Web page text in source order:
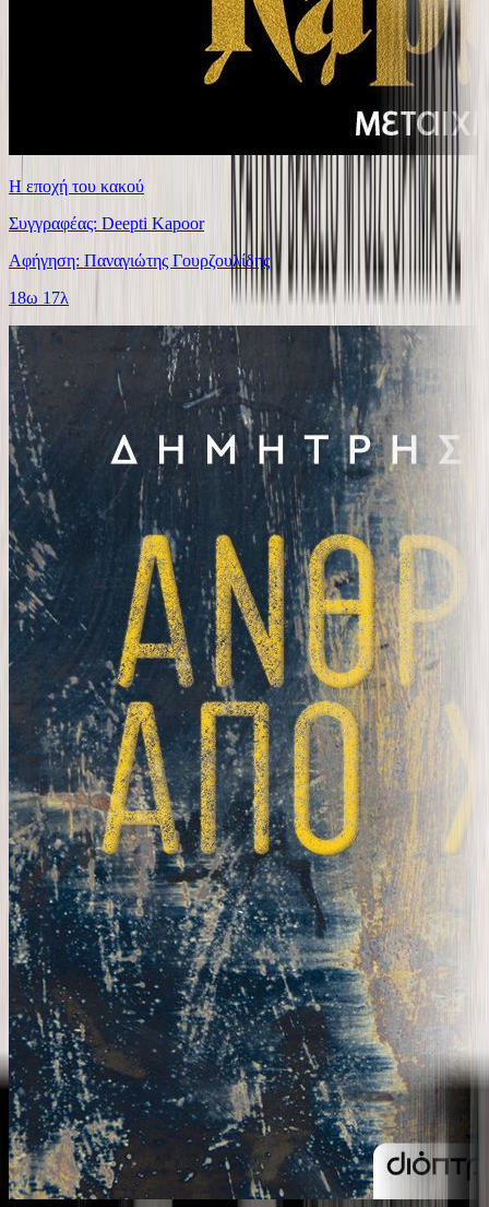
Η εποχή του κακού
Συγγραφέας: Deepti Kapoor
Αφήγηση: Παναγιώτης Γουρζουλίδης
18ω 17λ